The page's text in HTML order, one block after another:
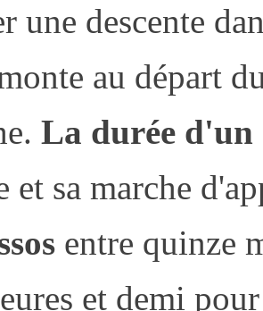
une descente
au départ
La durée d'un
et sa marche
entre quinze
et demi